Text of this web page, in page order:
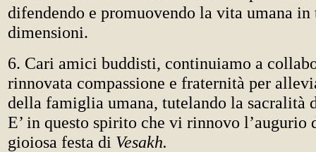
difendendo e promuovendo la vita umana in
dimensioni.
6. Cari amici buddisti, continuiamo a
rinnovata compassione e fraternità per
della famiglia umana, tutelando la sacralità
E’ in questo spirito che vi rinnovo l’augurio
gioiosa festa di Vesakh.